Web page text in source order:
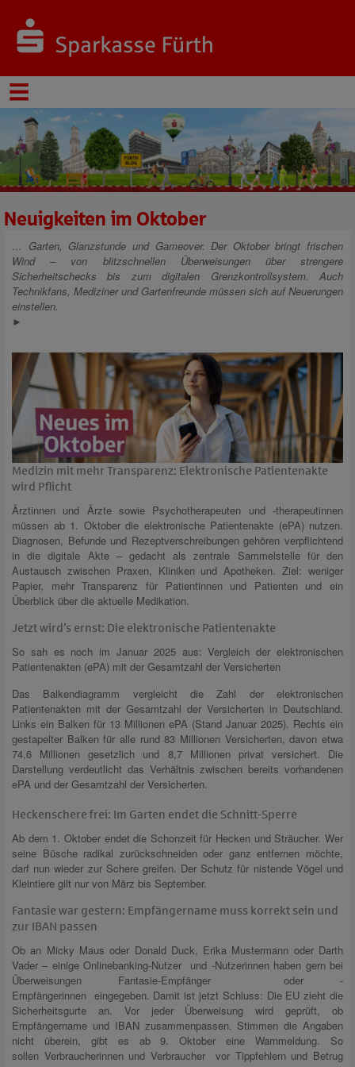
Neuigkeiten im Oktober
… Garten, Glanzstunde und Gameover. Der Oktober bringt frischen
Wind – von blitzschnellen Überweisungen über strengere
Sicherheitschecks bis zum digitalen Grenzkontrollsystem. Auch
Technikfans, Mediziner und Gartenfreunde müssen sich auf Neuerungen
einstellen.
►
Medizin mit mehr Transparenz: Elektronische Patientenakte
wird Pflicht
Ärztinnen und Ärzte sowie Psychotherapeuten und -therapeutinnen
müssen ab 1. Oktober die elektronische Patientenakte (ePA) nutzen.
Diagnosen, Befunde und Rezeptverschreibungen gehören verpflichtend
in die digitale Akte – gedacht als zentrale Sammelstelle für den
Austausch zwischen Praxen, Kliniken und Apotheken. Ziel: weniger
Papier, mehr Transparenz für Patientinnen und Patienten und ein
Überblick über die aktuelle Medikation.
Jetzt wird’s ernst: Die elektronische Patientenakte
So sah es noch im Januar 2025 aus: Vergleich der elektronischen
Patientenakten (ePA) mit der Gesamtzahl der Versicherten
Das Balkendiagramm vergleicht die Zahl der elektronischen
Patientenakten mit der Gesamtzahl der Versicherten in Deutschland.
Links ein Balken für 13 Millionen ePA (Stand Januar 2025). Rechts ein
gestapelter Balken für alle rund 83 Millionen Versicherten, davon etwa
74,6 Millionen gesetzlich und 8,7 Millionen privat versichert. Die
Darstellung verdeutlicht das Verhältnis zwischen bereits vorhandenen
ePA und der Gesamtzahl der Versicherten.
Heckenschere frei: Im Garten endet die Schnitt-Sperre
Ab dem 1. Oktober endet die Schonzeit für Hecken und Sträucher. Wer
seine Büsche radikal zurückschneiden oder ganz entfernen möchte,
darf nun wieder zur Schere greifen. Der Schutz für nistende Vögel und
Kleintiere gilt nur von März bis September.
Fantasie war gestern: Empfängername muss korrekt sein und
zur IBAN passen
Ob an Micky Maus oder Donald Duck, Erika Mustermann oder Darth
Vader – einige Onlinebanking-Nutzer und -Nutzerinnen haben gern bei
Überweisungen Fantasie-Empfänger oder -
Empfängerinnen eingegeben. Damit ist jetzt Schluss: Die EU zieht die
Sicherheitsgurte an. Vor jeder Überweisung wird geprüft, ob
Empfängername und IBAN zusammenpassen. Stimmen die Angaben
nicht überein, gibt es ab 9. Oktober eine Warnmeldung. So
sollen Verbraucherinnen und Verbraucher vor Tippfehlern und Betrug